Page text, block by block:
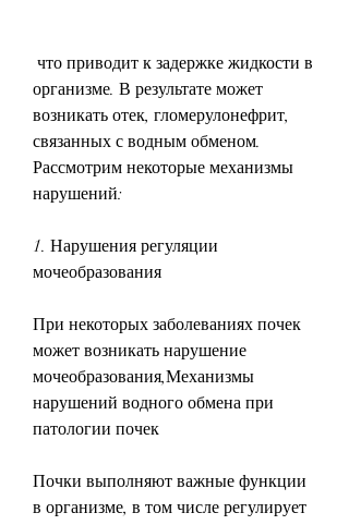
организме. В результате может
возникать отек, гломерулонефрит,
связанных с водным обменом.
Рассмотрим некоторые механизмы
нарушений:
1. Нарушения регуляции
мочеобразования
При некоторых заболеваниях почек
может возникать нарушение
мочеобразования,Механизмы
нарушений водного обмена при
патологии почек
Почки выполняют важные функции
в организме, в том числе регулирует